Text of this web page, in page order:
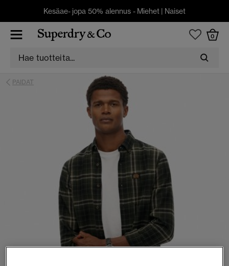
Kesäae- jopa 50% alennus - Miehet | Naiset
0
PAIDAT